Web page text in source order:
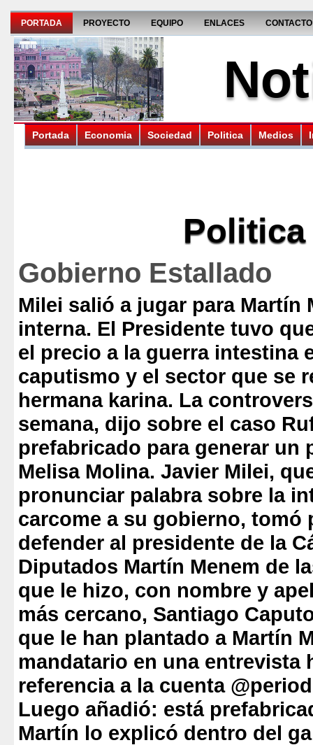
PORTADA PROYECTO EQUIPO ENLACES CONTACTO
Portada Economia Sociedad Politica Medios
Politica
Gobierno Estallado
Milei salió a jugar para Martín
interna. El Presidente tuvo
el precio a la guerra intestina
caputismo y el sector que se
hermana karina. La
semana, dijo sobre el caso
prefabricado para generar un
Melisa Molina. Javier Milei,
pronunciar palabra sobre la
carcome a su gobierno, tomó
defender al presidente de la
Diputados Martín Menem de
que le hizo, con nombre y
más cercano, Santiago
que le han plantado a Martín
mandatario en una entrevista
referencia a la cuenta
Luego añadió: está
Martín lo explicó dentro del